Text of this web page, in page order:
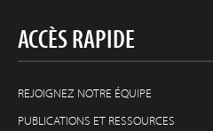
ACCÈS RAPIDE
REJOIGNEZ NOTRE ÉQUIPE
PUBLICATIONS ET RESSOURCES